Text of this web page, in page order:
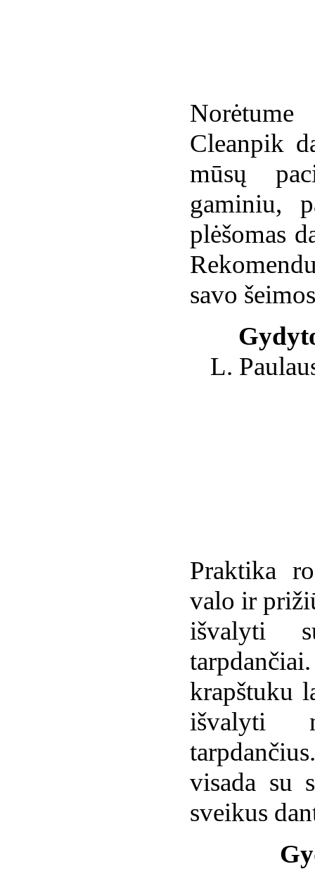
Cleanpik
mūsų
gaminiu,
plėšomas
savo
L.
Praktika
valo ir
išvalyti
krapštuku
išvalyti
visada su
sveikus